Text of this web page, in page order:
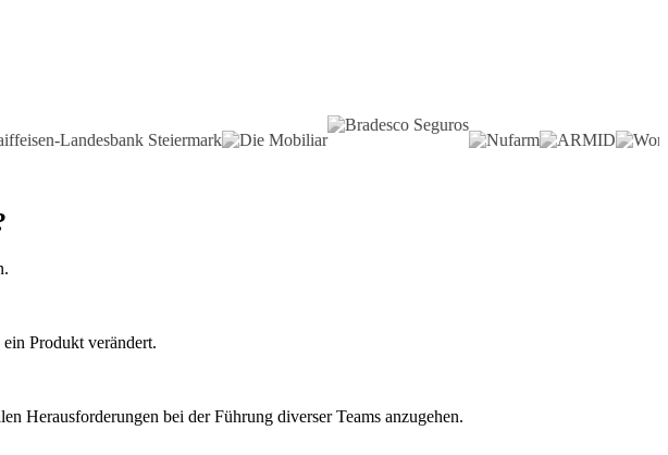
Produkt verändert.
Herausforderungen bei der Führung diverser Teams anzugehen.